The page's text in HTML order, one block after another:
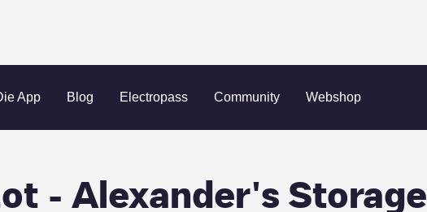
App Blog Electropass Community Webshop
Maury County Columbia Charge-A-Lot - Alexander's Storage
- Alexander's Storage